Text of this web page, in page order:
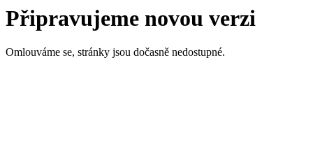
Připravujeme novou verzi
Omlouváme se, stránky jsou dočasně nedostupné.